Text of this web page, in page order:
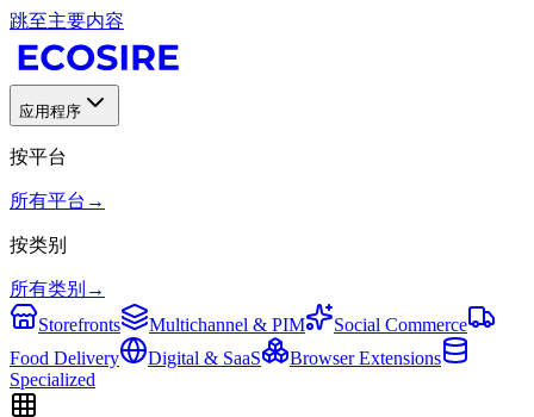
跳至主要内容
应用程序
按平台
所有平台 →
按类别
所有类别 →
Storefronts
Multichannel & PIM
Social Commerce
Food Delivery
Digital & SaaS
Browser Extensions
Specialized